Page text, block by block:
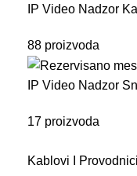
IP Video Nadzor
88 proizvoda
IP Video Nadzor
17 proizvoda
Kablovi I Provodnici